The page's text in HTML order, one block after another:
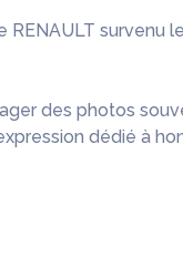
survenu
des photos
dédié à